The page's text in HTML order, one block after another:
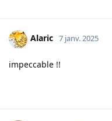
Alaric 7 janv. 2025
impeccable !!